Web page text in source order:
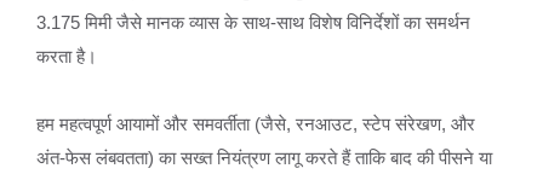
3.175 मिमी जैसे मानक व्यास के साथ-साथ विशेष विनिर्देशों का समर्थन
करता है।
हम महत्वपूर्ण आयामों और समवर्तीता (जैसे, रनआउट, स्टेप संरेखण, और
अंत-फेस लंबवतता) का सख्त नियंत्रण लागू करते हैं ताकि बाद की पीसने या